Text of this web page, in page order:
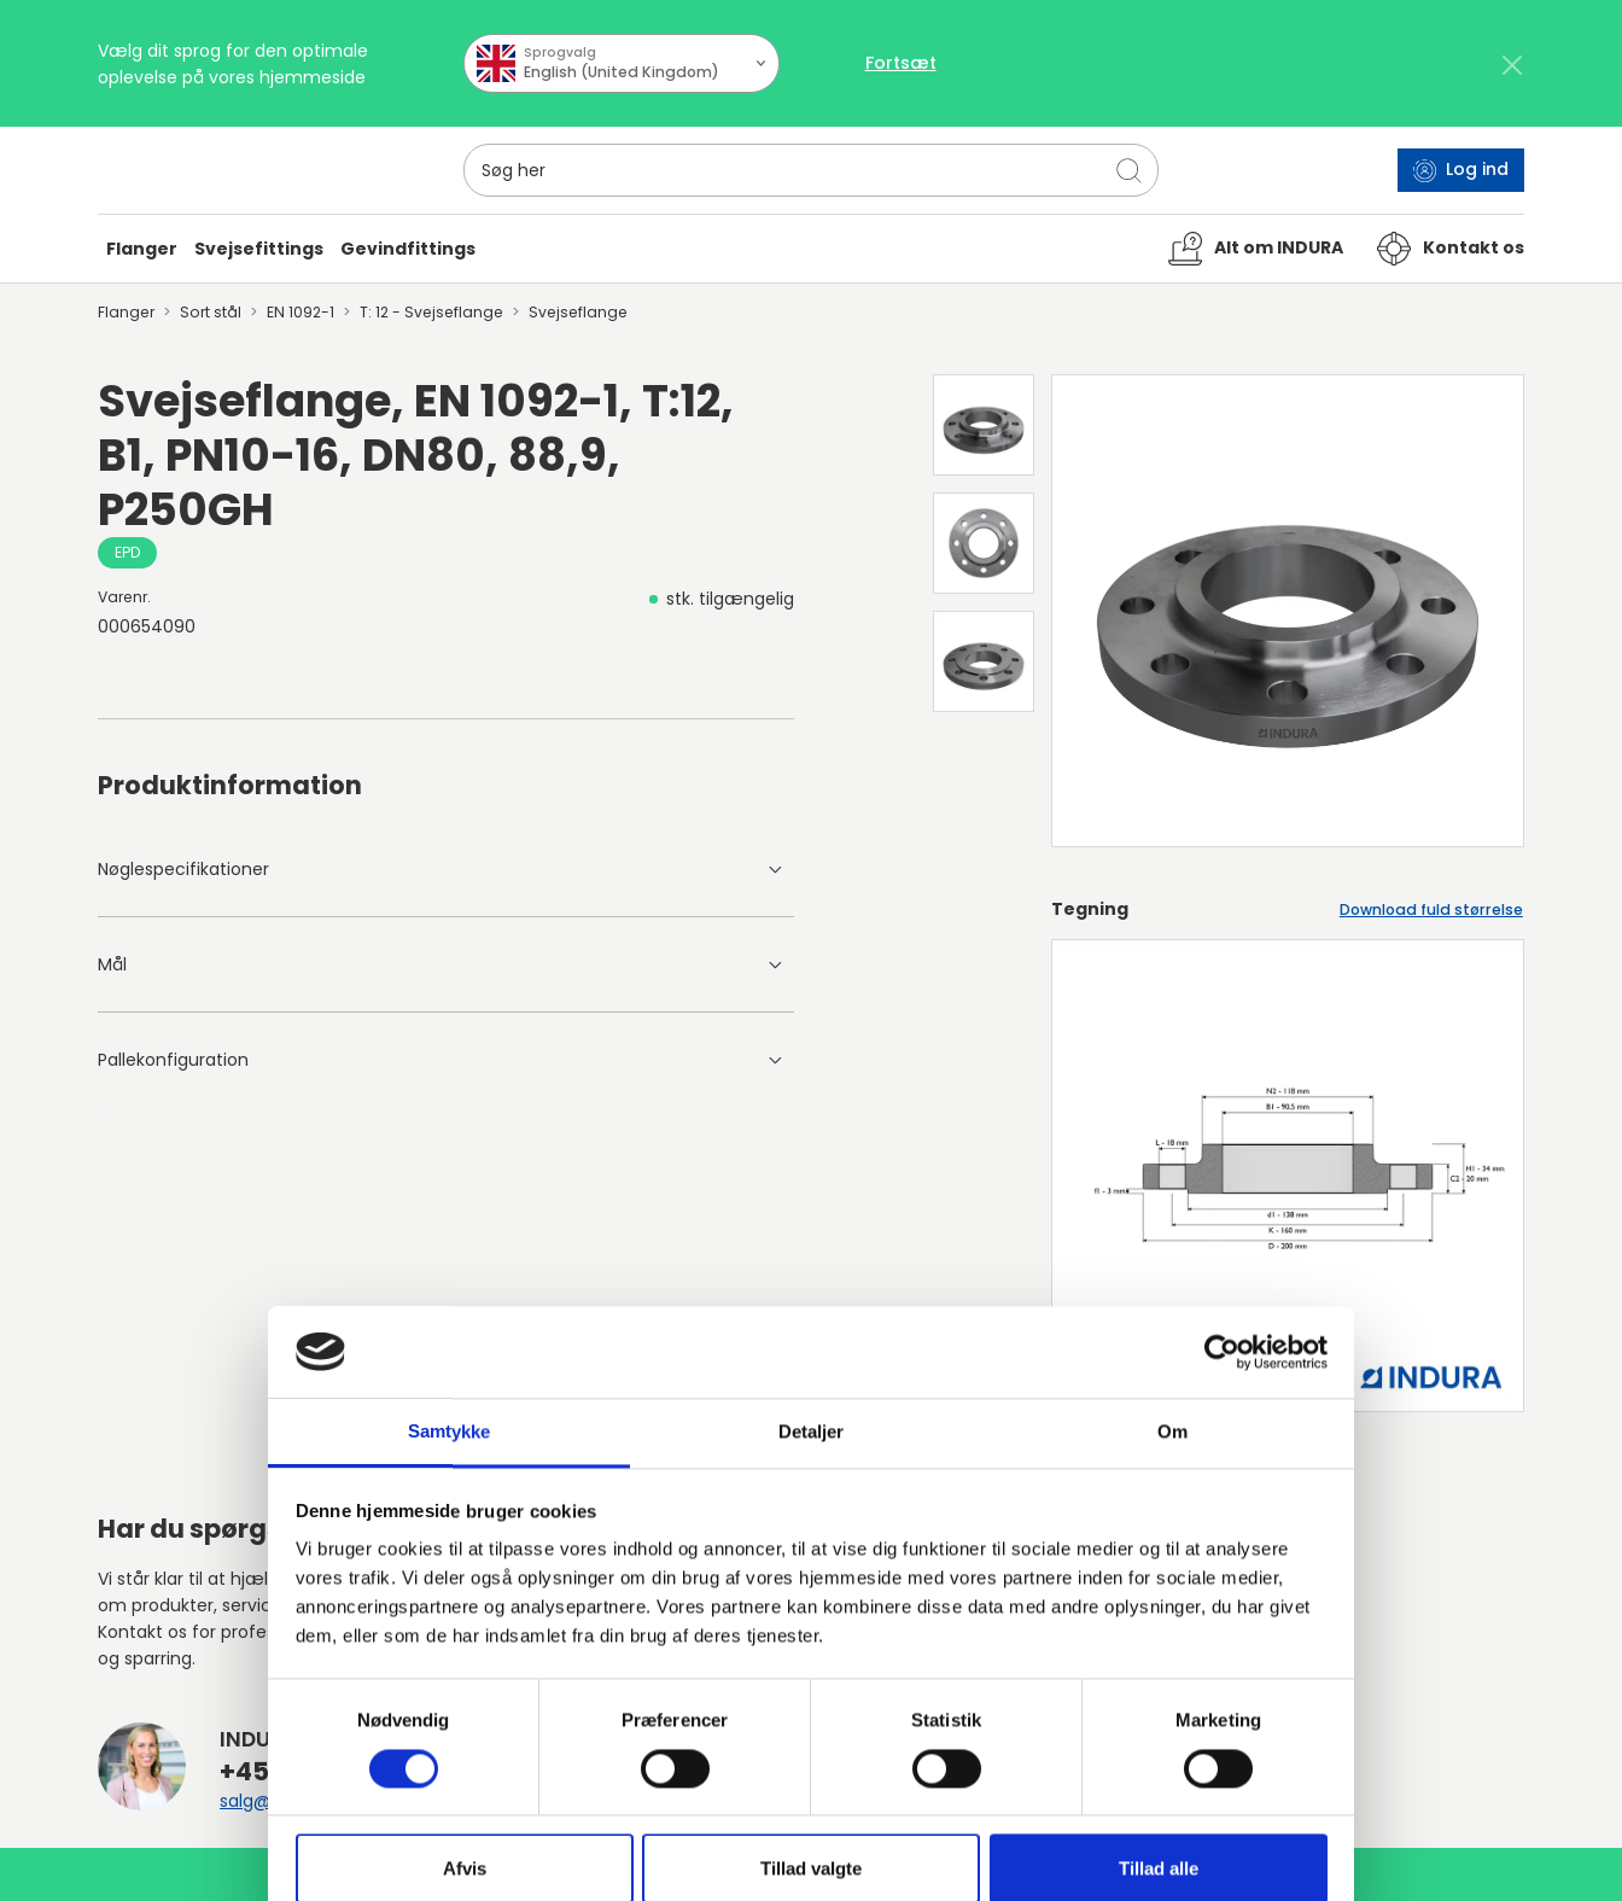
Samtykke Detaljer Om
Denne hjemmeside bruger cookies
Vi bruger cookies til at tilpasse vores indhold og annoncer, til at vise dig funktioner til sociale medier og til at analysere
vores trafik. Vi deler også oplysninger om din brug af vores hjemmeside med vores partnere inden for sociale medier,
annonceringspartnere og analysepartnere. Vores partnere kan kombinere disse data med andre oplysninger, du har givet
dem, eller som de har indsamlet fra din brug af deres tjenester.
Nødvendig
Præferencer Statistik Marketing
Afvis Tillad valgte Tillad alle
Vælg dit sprog for den optimale
oplevelse på vores hjemmeside
Sprogvalg
English (United Kingdom) Fortsæt
Søg her
Log ind
Flanger Svejsefittings Gevindfittings Alt om INDURA Kontakt os
Flanger Sort stål EN 1092-1 T: 12 - Svejseflange Svejseflange
Svejseflange, EN 1092-1, T:12,
B1, PN10-16, DN80, 88,9,
P250GH
EPD
Varenr.
000654090
stk. tilgængelig
Produktinformation
Nøglespecifikationer
Mål
Pallekonfiguration
Tegning Download fuld størrelse
Har du spørgsmål?
Vi står klar til at hjælpe med spørgsmål
om produkter, service eller andet.
Kontakt os for professionel rådgivning
og sparring.
INDURA DK
+45 97 13 32 44
salg@indura.com